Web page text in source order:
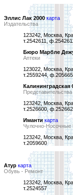
Эллис Лак 2000 карта
Издательства
123242, Москва,
т.2542611,
Бюро Марбле
Аптеки
123022, Москва,
т.2559244,
Калининградская
123242, Москва,
т.2526600,
Иманти карта
Чулочно-Носочные
123242, Москва,
т.2059600
Атур карта
Обувь - Ремонт
123242, Москва,
т.2524557